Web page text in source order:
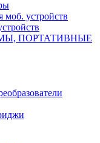
моб. устройств
ПОРТАТИВНЫЕ